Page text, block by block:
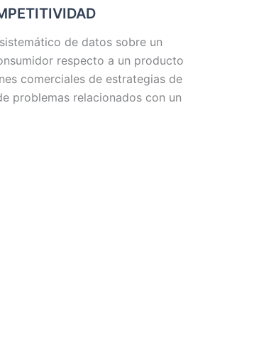
de datos sobre un
respecto a un producto
comerciales de estrategias de
problemas relacionados con un